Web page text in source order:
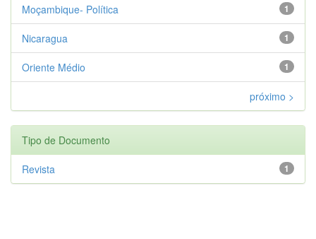
1
Moçambique- Política
1
Nicaragua
1
Oriente Médio
próximo >
Tipo de Documento
1
Revista